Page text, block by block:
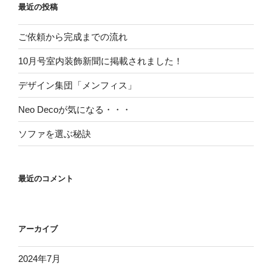
最近の投稿
ご依頼から完成までの流れ
10月号室内装飾新聞に掲載されました！
デザイン集団「メンフィス」
Neo Decoが気になる・・・
ソファを選ぶ秘訣
最近のコメント
アーカイブ
2024年7月